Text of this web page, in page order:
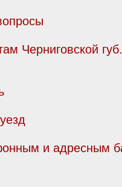
Черниговской
и адресным